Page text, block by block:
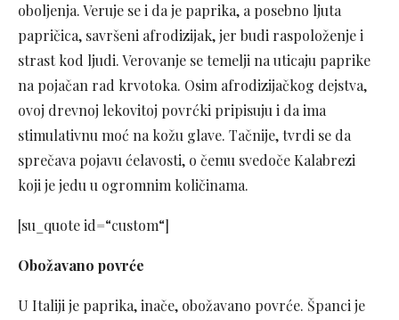
oboljenja. Veruje se i da je paprika, a posebno ljuta
papričica, savršeni afrodizijak, jer budi raspoloženje i
strast kod ljudi. Verovanje se temelji na uticaju paprike
na pojačan rad krvotoka. Osim afrodizijačkog dejstva,
ovoj drevnoj lekovitoj povrćki pripisuju i da ima
stimulativnu moć na kožu glave. Tačnije, tvrdi se da
sprečava pojavu ćelavosti, o čemu svedoče Kalabrezi
koji je jedu u ogromnim količinama.
[su_quote id=“custom“]
Obožavano povrće
U Italiji je paprika, inače, obožavano povrće. Španci je